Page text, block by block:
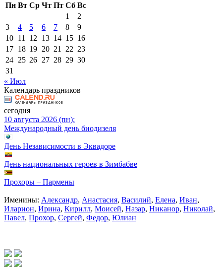
Пн Вт Ср Чт Пт Сб Вс
1
2
3
4 5 6 7 8
9
10 11 12 13 14 15 16
17 18 19 20 21 22 23
24 25 26 27 28 29 30
31
« Июл
Календарь праздников
сегодня
10 августа 2026 (пн):
Международный день биодизеля
День Независимости в Эквадоре
День национальных героев в Зимбабве
Прохоры – Пармены
Именины: Александр, Анастасия, Василий, Елена, Иван,
Иларион, Ирина, Кирилл, Моисей, Назар, Никанор, Николай,
Павел, Прохор, Сергей, Федор, Юлиан